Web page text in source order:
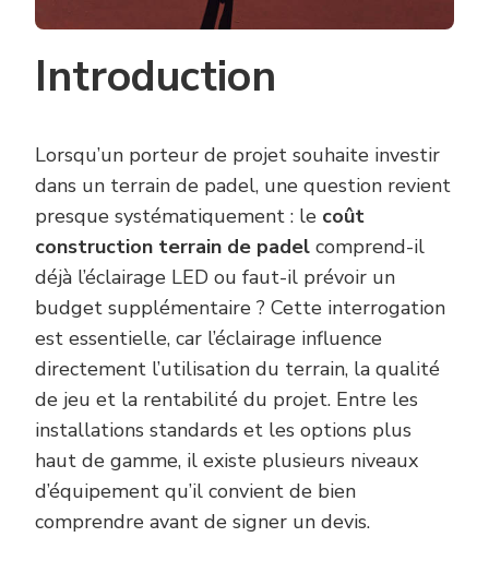
Introduction
Lorsqu’un porteur de projet souhaite investir
dans un terrain de padel, une question revient
presque systématiquement : le coût
construction terrain de padel comprend-il
déjà l’éclairage LED ou faut-il prévoir un
budget supplémentaire ? Cette interrogation
est essentielle, car l’éclairage influence
directement l’utilisation du terrain, la qualité
de jeu et la rentabilité du projet. Entre les
installations standards et les options plus
haut de gamme, il existe plusieurs niveaux
d’équipement qu’il convient de bien
comprendre avant de signer un devis.